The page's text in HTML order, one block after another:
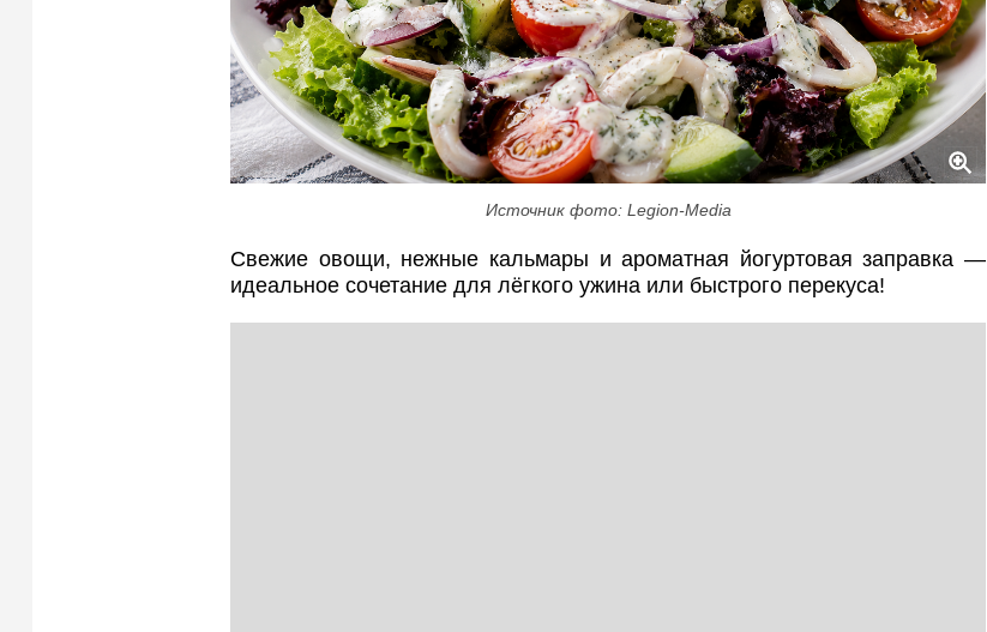
Источник фото: Legion-Media
Свежие овощи, нежные кальмары и ароматная йогуртовая заправка —
идеальное сочетание для лёгкого ужина или быстрого перекуса!